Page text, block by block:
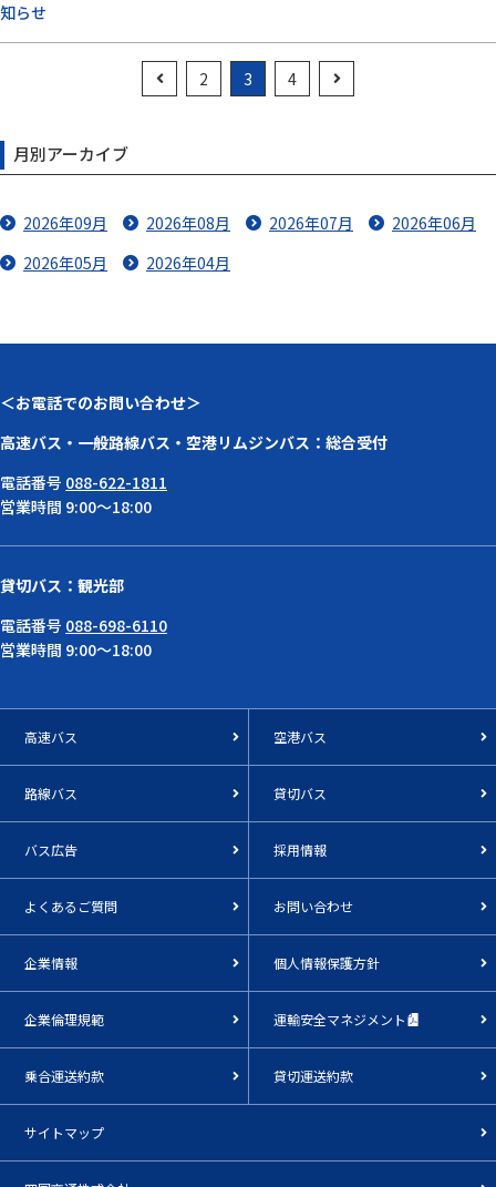
知らせ
2 3 4
月別アーカイブ
2026年09月 2026年08月 2026年07月
2026年06月
2026年05月
2026年04月
＜お電話でのお問い合わせ＞
高速バス・一般路線バス・空港リムジンバス：総合受付
電話番号 088-622-1811
営業時間 9:00～18:00
貸切バス：観光部
電話番号 088-698-6110
営業時間 9:00～18:00
高速バス 空港バス
路線バス 貸切バス
バス広告 採用情報
よくあるご質問 お問い合わせ
企業情報 個人情報保護方針
企業倫理規範 運輸安全マネジメント
乗合運送約款 貸切運送約款
サイトマップ